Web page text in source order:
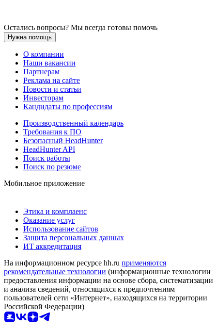
Остались вопросы? Мы всегда готовы помочь
Нужна помощь
О компании
Наши вакансии
Партнерам
Реклама на сайте
Новости и статьи
Инвесторам
Кандидаты по профессиям
Производственный календарь
Требования к ПО
Безопасный HeadHunter
HeadHunter API
Поиск работы
Поиск по резюме
Мобильное приложение
Этика и комплаенс
Оказание услуг
Использование сайтов
Защита персональных данных
ИТ аккредитация
На информационном ресурсе hh.ru применяются
рекомендательные технологии (информационные технологии
предоставления информации на основе сбора, систематизации
и анализа сведений, относящихся к предпочтениям
пользователей сети «Интернет», находящихся на территории
Российской Федерации)